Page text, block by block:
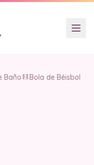
Baño
Bola de Béisbol